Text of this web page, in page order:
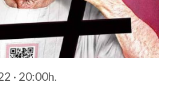
· 20:00h.